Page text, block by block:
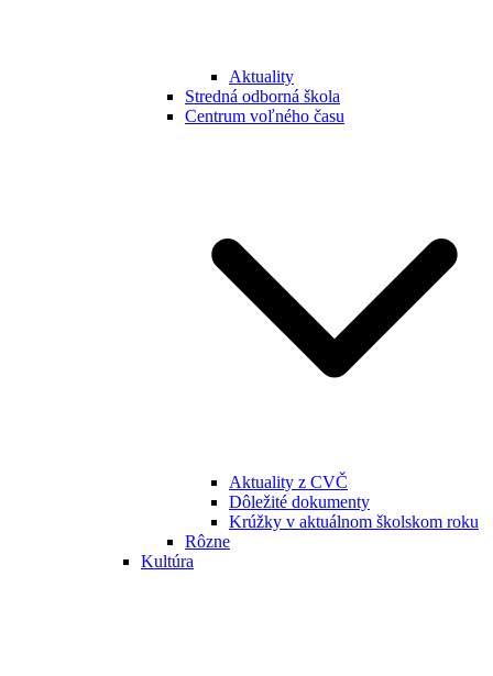
Aktuality
Stredná odborná škola
Centrum voľného času
Aktuality z CVČ
Dôležité dokumenty
Krúžky v aktuálnom školskom roku
Rôzne
Kultúra